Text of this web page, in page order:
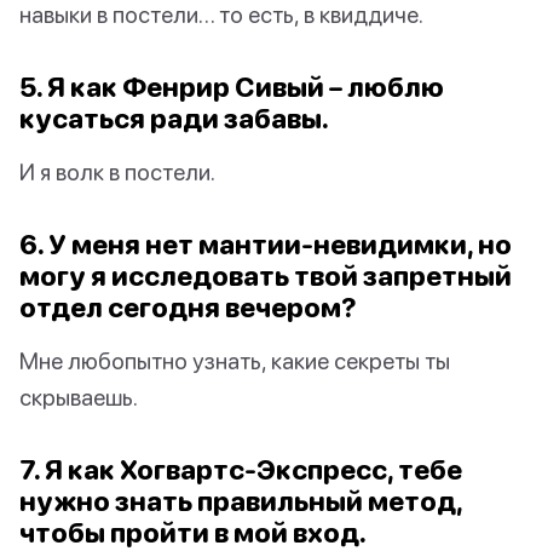
навыки в постели… то есть, в квиддиче.
5. Я как Фенрир Сивый – люблю
кусаться ради забавы.
И я волк в постели.
6. У меня нет мантии-невидимки, но
могу я исследовать твой запретный
отдел сегодня вечером?
Мне любопытно узнать, какие секреты ты
скрываешь.
7. Я как Хогвартс-Экспресс, тебе
нужно знать правильный метод,
чтобы пройти в мой вход.